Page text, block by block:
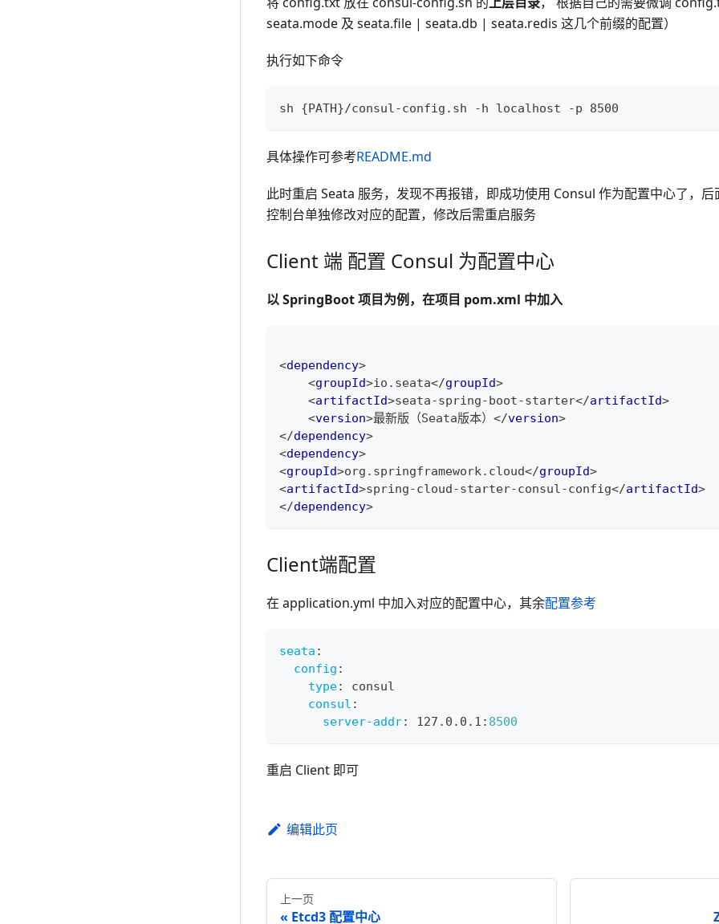
seata.mode 及 seata.file | seata.db | seata.redis 这几个前缀的配置）
执行如下命令
sh {PATH}/consul-config.sh -h localhost -p 8500
具体操作可参考README.md
此时重启 Seata 服务，发现不再报错，即成功使用 Consul 作为配置中心了，
控制台单独修改对应的配置，修改后需重启服务
Client 端 配置 Consul 为配置中心
以 SpringBoot 项目为例，在项目 pom.xml 中加入
<dependency>
<groupId>io.seata</groupId>
<artifactId>seata-spring-boot-starter</artifactId>
<version>最新版（Seata版本） </version>
</dependency>
<dependency>
<groupId>org.springframework.cloud</groupId>
<artifactId>spring-cloud-starter-consul-config</artifactId>
</dependency>
Client端配置
在 application.yml 中加入对应的配置中心，其余配置参考
seata :
config :
type:
consul
consul :
server-addr: 127.0.0.1 : 8500
重启 Client 即可
编辑此页
上一页
Etcd3 配置中心